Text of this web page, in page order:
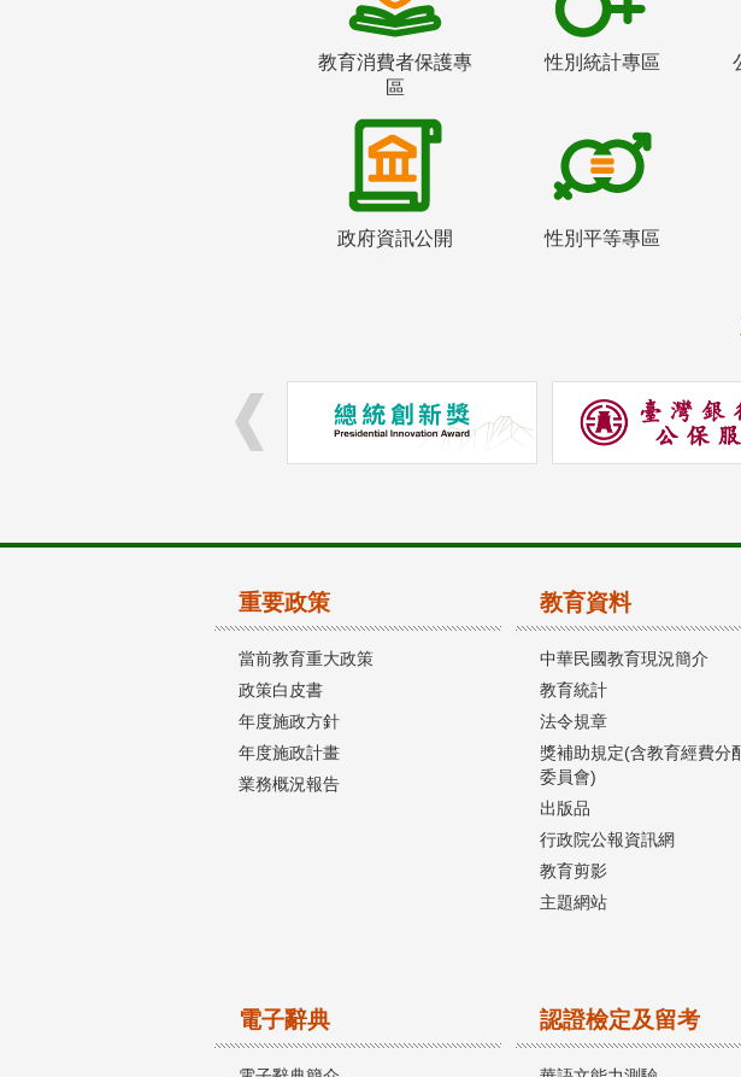
教育消費者保護專
區
性別統計專區
政府資訊公開 性別平等專區
重要政策
當前教育重大政策
政策白皮書
年度施政方針
年度施政計畫
業務概況報告
教育資料
中華民國教育現況簡介
教育統計
法令規章
獎補助規定(含教育經費分
委員會)
出版品
行政院公報資訊網
教育剪影
主題網站
電子辭典 認證檢定及留考